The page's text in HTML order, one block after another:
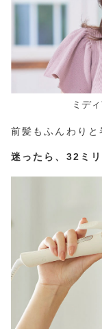
ミデ
前髪もふんわりと
迷ったら、32ミ